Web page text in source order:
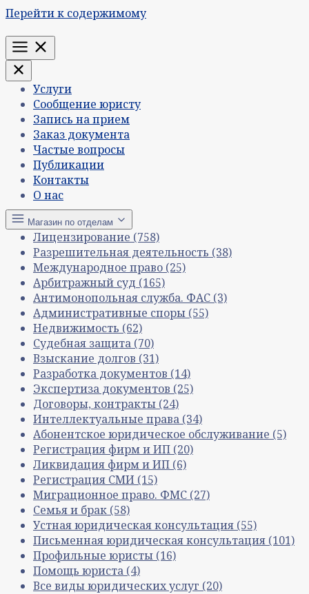
Перейти к содержимому
Меню
Услуги
Сообщение юристу
Запись на прием
Заказ документа
Частые вопросы
Публикации
Контакты
О нас
Магазин по отделам
Лицензирование (758)
Разрешительная деятельность (38)
Международное право (25)
Арбитражный суд (165)
Антимонопольная служба. ФАС (3)
Административные споры (55)
Недвижимость (62)
Судебная защита (70)
Взыскание долгов (31)
Разработка документов (14)
Экспертиза документов (25)
Договоры, контракты (24)
Интеллектуальные права (34)
Абонентское юридическое обслуживание (5)
Регистрация фирм и ИП (20)
Ликвидация фирм и ИП (6)
Регистрация СМИ (15)
Миграционное право. ФМС (27)
Семья и брак (58)
Устная юридическая консультация (55)
Письменная юридическая консультация (101)
Профильные юристы (16)
Помощь юриста (4)
Все виды юридических услуг (20)